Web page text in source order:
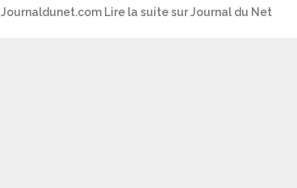
Journaldunet.com Lire la suite sur Journal du Net